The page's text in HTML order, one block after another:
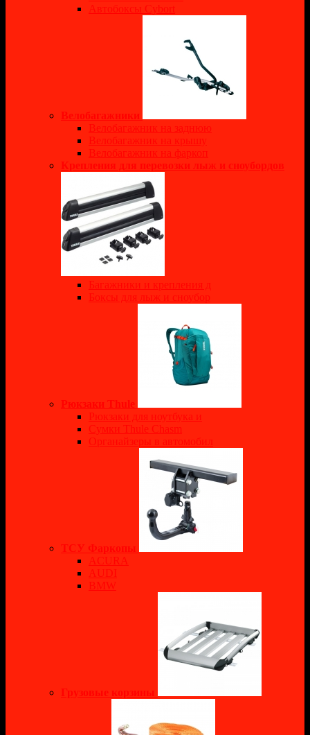
Автобоксы Cybort
Велобагажники
Велобагажник на заднюю
Велобагажник на крышу
Велобагажник на фаркоп
Крепления для перевозки лыж и сноубордов
Багажники и крепления д
Боксы для лыж и сноубор
Рюкзаки Thule
Рюкзаки для ноутбука и
Сумки Thule Chasm
Органайзеры в автомобил
ТСУ Фаркопы
ACURA
AUDI
BMW
Грузовые корзины